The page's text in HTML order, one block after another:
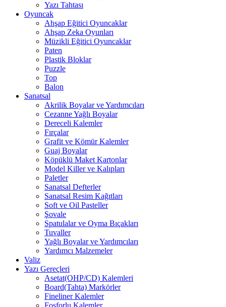
Yazı Tahtası
Oyuncak
Ahşap Eğitici Oyuncaklar
Ahşap Zeka Oyunları
Müzikli Eğitici Oyuncaklar
Paten
Plastik Bloklar
Puzzle
Top
Balon
Sanatsal
Akrilik Boyalar ve Yardımcıları
Cezanne Yağlı Boyalar
Dereceli Kalemler
Fırçalar
Grafit ve Kömür Kalemler
Guaj Boyalar
Köpüklü Maket Kartonlar
Model Killer ve Kalıpları
Paletler
Sanatsal Defterler
Sanatsal Resim Kağıtları
Soft ve Oil Pasteller
Şovale
Spatulalar ve Oyma Bıçakları
Tuvaller
Yağlı Boyalar ve Yardımcıları
Yardımcı Malzemeler
Valiz
Yazı Gereçleri
Asetat(OHP/CD) Kalemleri
Board(Tahta) Markörler
Fineliner Kalemler
Fosforlu Kalemler